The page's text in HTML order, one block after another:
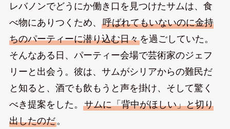
レバノンでどうにか働き口を見つけたサムは、食
べ物にありつくため、 呼ばれてもいないのに金持
ちのパーティーに潜り込む日々を過ごしていた。
そんなある日、パーティー会場で芸術家のジェフ
リーと出会う。彼は、サムがシリアからの難民だ
と知ると、酒でも飲もうと声を掛け、そして驚く
べき提案をした。 サムに「背中がほしい」と切り
出したのだ。